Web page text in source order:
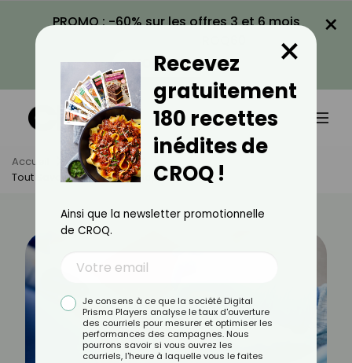
PROMO : -60% sur les offres 3 et 6 mois
VOIR LA PROMO
×
Accueil Actus
Santé
Tout Savoir Sur Les Bactériophages
Recevez
gratuitement
180 recettes
inédites de
CROQ !
×
Ainsi que la newsletter promotionnelle
de CROQ.
Je consens à ce que la société Digital
Prisma Players analyse le taux d'ouverture
des courriels pour mesurer et optimiser les
performances des campagnes. Nous
pourrons savoir si vous ouvrez les
courriels, l'heure à laquelle vous le faites